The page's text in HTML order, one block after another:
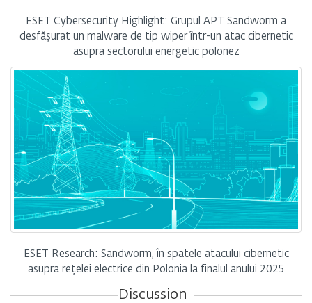
ESET Cybersecurity Highlight: Grupul APT Sandworm a
desfășurat un malware de tip wiper într-un atac cibernetic
asupra sectorului energetic polonez
ESET Research: Sandworm, în spatele atacului cibernetic
asupra rețelei electrice din Polonia la finalul anului 2025
Discussion